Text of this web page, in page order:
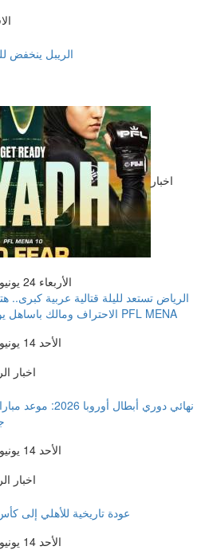
الريبل ينخفض
اخبار
الأربعاء 24 يونيو 2026 05:37 مساءً
الرياض تستعد لليلة قتالية عربية كبرى..
الاحتراف ومالك باساهل يواصل رحلة الصعود في PFL MENA
الأحد 14 يونيو 2026 10:08 مساءً
اخبار
نهائي دوري أبطال
الأحد 14 يونيو 2026 10:08 مساءً
اخبار
عودة تاريخية للأهلي إلى كأس
الأحد 14 يونيو 2026 10:08 مساءً